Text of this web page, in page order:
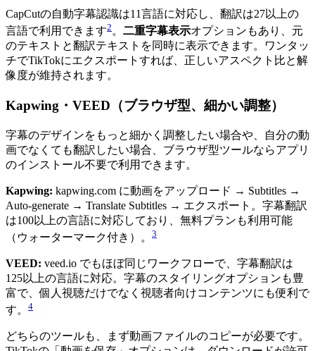
CapCutの自動字幕認識は11言語に対応し、翻訳は27以上の
言語で利用できます2 。 二重字幕表示オプションもあり、元
のテキストと翻訳テキストを同時に表示できます。ワンタッ
チでTikTokにエクスポートすれば、正しいアスペクト比と解
像度が維持されます。
Kapwing・VEED（ブラウザ型、細かい調整）
字幕のデザインをもっと細かく調整したい場合や、自分の動
画でなくても翻訳したい場合、ブラウザ型ツールならアプリ
のインストール不要で利用できます。
Kapwing: kapwing.com に動画をアップロード → Subtitles →
Auto-generate → Translate Subtitles → エクスポート。字幕翻訳
は100以上の言語に対応しており、無料プランも利用可能
（ウォーターマーク付き）。 3
VEED: veed.io でもほぼ同じワークフローで、字幕翻訳は
125以上の言語に対応。字幕のスタイリングオプションも豊
富で、個人視聴だけでなく視聴者向けコンテンツにも便利で
す。 4
どちらのツールも、まず動画ファイルのコピーが必要です。